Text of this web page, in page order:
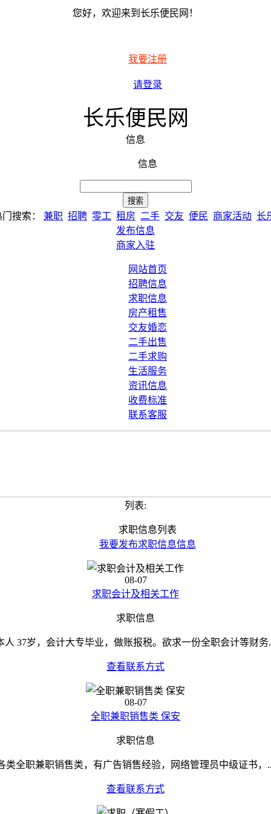
您好，欢迎来到长乐便民网！
我要注册
请登录
长乐便民网
信息
信息
门搜索： 兼职 招聘 零工 租房 二手 交友 便民 商家活动 长
发布信息
商家入驻
网站首页
招聘信息
求职信息
房产租售
交友婚恋
二手出售
二手求购
生活服务
资讯信息
收费标准
联系客服
列表:
求职信息列表
我要发布求职信息信息
08-07
求职会计及相关工作
求职信息
人 37岁，会计大专毕业，做账报税。欲求一份全职会计等财务
查看联系方式
08-07
全职兼职销售类 保安
求职信息
类全职兼职销售类，有广告销售经验，网络管理员中级证书，
查看联系方式